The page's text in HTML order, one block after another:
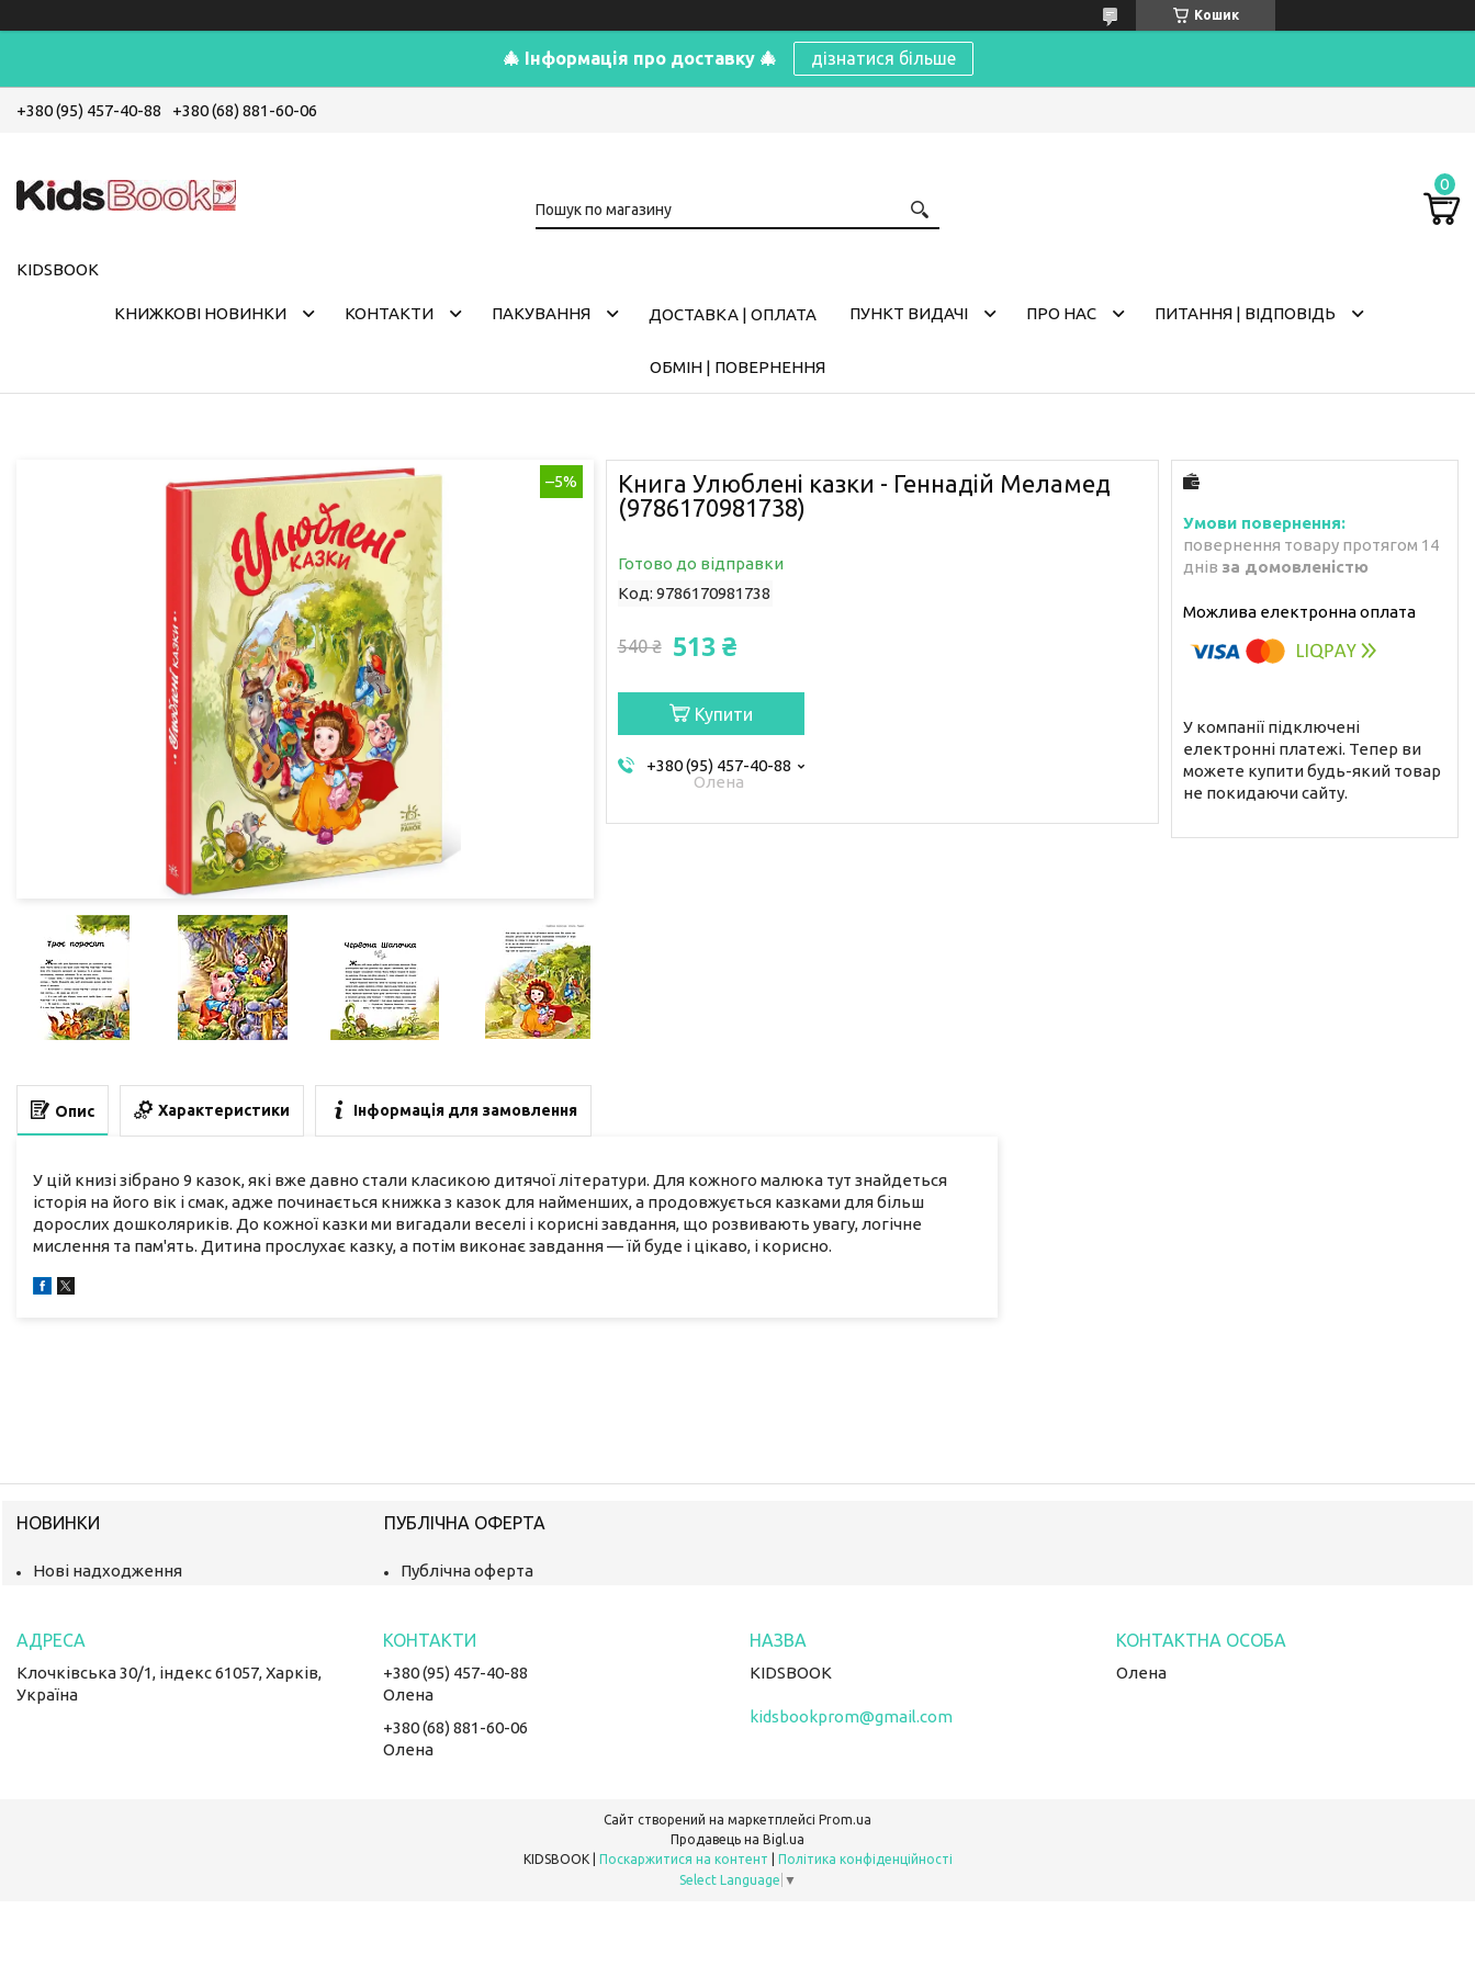
Кошик
🎄 Інформація про доставку 🎄 дізнатися більше
+380 (95) 457-40-88 +380 (68) 881-60-06
KIDSBOOK
КНИЖКОВІ НОВИНКИ КОНТАКТИ ПАКУВАННЯ ДОСТАВКА | ОПЛАТА ПУНКТ ВИДАЧІ ПРО НАС ПИТАННЯ | ВІДПОВІДЬ
ОБМІН | ПОВЕРНЕННЯ
–5%
Книга Улюблені казки - Геннадій Меламед
(9786170981738)
Готово до відправки
Код: 9786170981738
540 ₴ 513 ₴
Купити
+380 (95) 457-40-88
Олена
повернення товару протягом 14
днів за домовленістю
У компанії підключені
електронні платежі. Тепер ви
можете купити будь-який товар
не покидаючи сайту.
Опис Характеристики Інформація для замовлення
У цій книзі зібрано 9 казок, які вже давно стали класикою дитячої літератури. Для кожного малюка тут знайдеться
історія на його вік і смак, адже починається книжка з казок для найменших, а продовжується казками для більш
дорослих дошколяриків. До кожної казки ми вигадали веселі і корисні завдання, що розвивають увагу, логічне
мислення та пам'ять. Дитина прослухає казку, а потім виконає завдання — їй буде і цікаво, і корисно.
НОВИНКИ
Нові надходження
ПУБЛІЧНА ОФЕРТА
Публічна оферта
Клочківська 30/1, індекс 61057, Харків,
Україна
+380 (95) 457-40-88
Олена
+380 (68) 881-60-06
Олена
KIDSBOOK
kidsbookprom@gmail.com
Олена
Сайт створений на маркетплейсі Prom.ua
Продавець на Bigl.ua
Поскаржитися на контент
Політика конфіденційності
Select Language ▼